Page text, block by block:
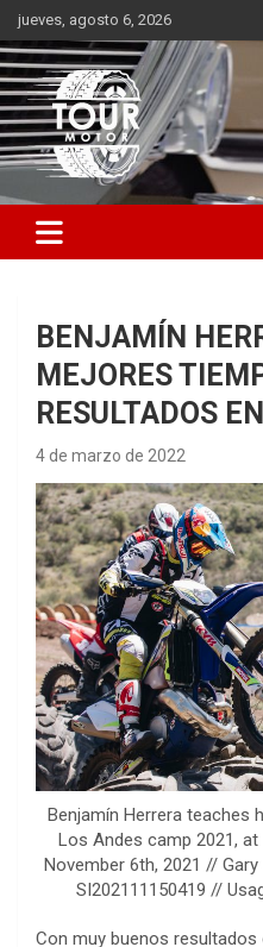
Saltar
al
contenido
jueves, agosto 6, 2026
Tour Motor
Plataforma de contenido
BENJAMÍN
MEJORES
RESULTADOS
4 de marzo de 2022
Benjamín Herrera teaches
Los Andes camp 2021,
November 6th, 2021 //
SI202111150419 //
Con muy buenos